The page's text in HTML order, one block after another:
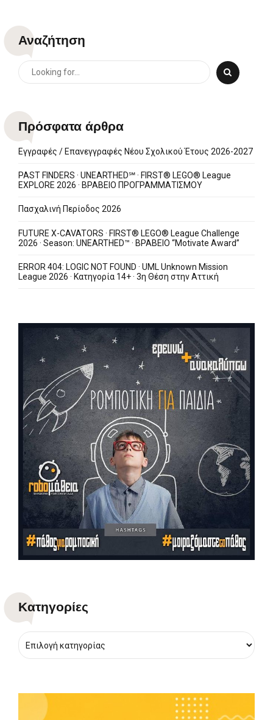
Αναζήτηση
Πρόσφατα άρθρα
Εγγραφές / Επανεγγραφές Νέου Σχολικού Έτους 2026-2027
PAST FINDERS · UNEARTHED℠ · FIRST® LEGO® League
EXPLORE 2026 · ΒΡΑΒΕΙΟ ΠΡΟΓΡΑΜΜΑΤΙΣΜΟΥ
Πασχαλινή Περίοδος 2026
FUTURE X-CAVATORS · FIRST® LEGO® League Challenge
2026 · Season: UNEARTHED™ · ΒΡΑΒΕΙΟ “Motivate Award”
ERROR 404: LOGIC NOT FOUND · UML Unknown Mission
League 2026 · Κατηγορία 14+ · 3η Θέση στην Αττική
Kατηγορίες